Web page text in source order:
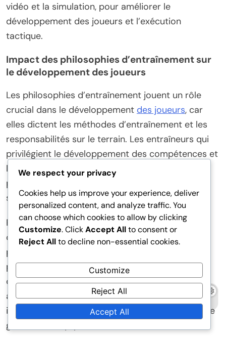
vidéo et la simulation, pour améliorer le
développement des joueurs et l’exécution
tactique.
Impact des philosophies d’entraînement sur
le développement des joueurs
Les philosophies d’entraînement jouent un rôle
crucial dans le développement des joueurs, car
elles dictent les méthodes d’entraînement et les
responsabilités sur le terrain. Les entraîneurs qui
privilégient le développement des compétences et
la compréhension tactique ont tendance à
produire des joueurs polyvalents capables de
s’adapter à diverses situations de jeu.
Par exemple, des entraîneurs comme Löw se
concentrent sur la formation des jeunes talents
par l’exposition à des environnements de haute
pression, favorisant la confiance et les
compétences en prise de décision. Cette
approche bénéficie non seulement aux joueurs
individuels mais renforce également la dynamique
globale de l’équipe.
We respect your privacy
Cookies help us improve your experience, deliver
personalized content, and analyze traffic. You
can choose which cookies to allow by clicking
Customize. ClickAccept Allto consent or
Reject Allto decline non-essential cookies.
Customize
Reject All
Accept All